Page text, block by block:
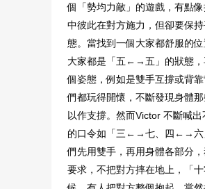
個「勢均力敵」的遊戲，有點
中彼此在對方施力，但卻要保
態。當找到一個大家都舒服的
大家都是「五←→五」的狀態，
個姿態，例如是雙手互撐或背
們都玩得開懷，不斷發現身體
以作支撐。然而Victor 不斷喊出
的口令如「三←→七、四←→六
們先用雙手，再用身體各部分，
要求，不把對方摔在地上，「